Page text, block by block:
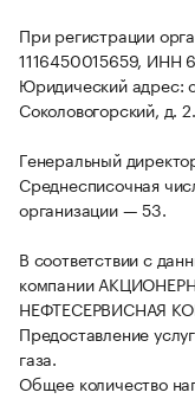
При регистрации
1116450015659, ИНН
Юридический адрес:
Соколовогорский, д. 2.
Генеральный
Среднесписочная
организации — 53.
В соответствии с
компании
НЕФТЕСЕРВИСНАЯ
Предоставление
газа.
Общее количество